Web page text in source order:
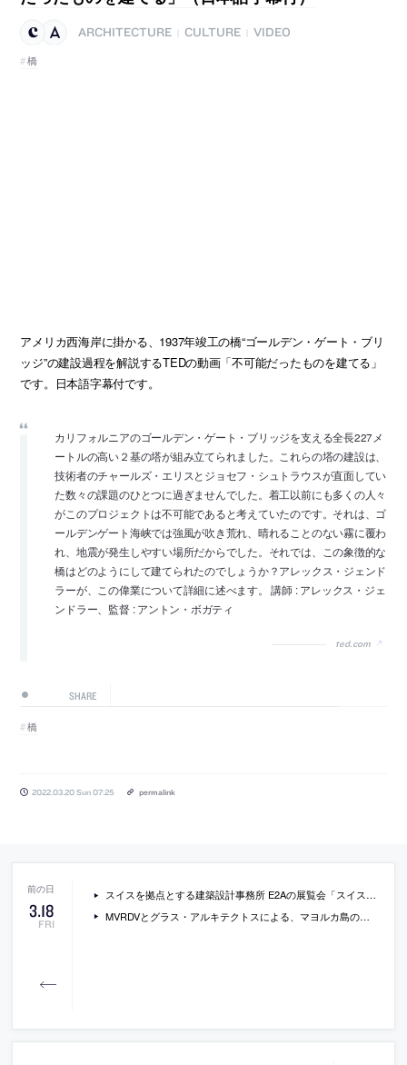
ARCHITECTURE CULTURE
VIDEO
橋
アメリカ西海岸に掛かる、1937年竣工の橋“ゴールデン・ゲート・ブリ
ッジ”の建設過程を解説するTEDの動画「不可能だったものを建てる」
です。日本語字幕付です。
カリフォルニアのゴールデン・ゲート・ブリッジを支える全長227メ
ートルの高い２基の塔が組み立てられました。これらの塔の建設は、
技術者のチャールズ・エリスとジョセフ・シュトラウスが直面してい
た数々の課題のひとつに過ぎませんでした。着工以前にも多くの人々
がこのプロジェクトは不可能であると考えていたのです。それは、ゴ
ールデンゲート海峡では強風が吹き荒れ、晴れることのない霧に覆わ
れ、地震が発生しやすい場所だからでした。それでは、この象徴的な
橋はどのようにして建てられたのでしょうか？アレックス・ジェンド
ラーが、この偉業について詳細に述べます。 講師 : アレックス・ジェ
ンドラー、監督 : アントン・ボガティ
ted.com
SHARE
橋
2022.03.20 Sun 07:25 permalink
3.18
FRI
スイスを拠点とする建築設計事務所 E2Aの展覧会「スイス建築の方法論」の会場写真
MVRDVとグラス・アルキテクトスによる、マヨルカ島の複合施設「Project Gomila」。カンペール創業家の依頼で島の文化地域を活性化する計画で、賃貸住宅や商業空間が入る既存改修含む7棟を建設、新旧を混在させ歴史を継承しつつこの場所らしい色彩で個性を表現